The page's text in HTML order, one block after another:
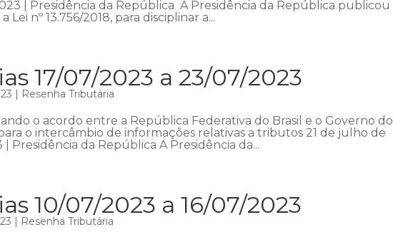
| Presidência da República A Presidência da República publicou
nº 13.756/2018, para disciplinar a...
17/07/2023 a 23/07/2023
| Resenha Tributária
o acordo entre a República Federativa do Brasil e o Governo do
o intercâmbio de informações relativas a tributos 21 de julho de
| Presidência da República A Presidência da...
10/07/2023 a 16/07/2023
| Resenha Tributária